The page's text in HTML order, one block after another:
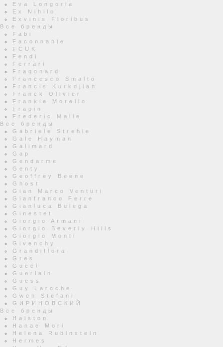
Eva Longoria
Ex Nihilo
Exvinis Floribus
Все бренды
Fabi
Faconnable
FCUK
Fendi
Ferrari
Fragonard
Francesco Smalto
Francis Kurkdjian
Franck Olivier
Frankie Morello
Frapin
Frederic Malle
Все бренды
Gabriele Strehle
Gale Hayman
Galimard
Gap
Gendarme
Genty
Geoffrey Beene
Ghost
Gian Marco Venturi
Gianfranco Ferre
Gianluca Bulega
Ginestet
Giorgio Armani
Giorgio Beverly Hills
Giorgio Monti
Givenchy
Grandiflora
Gres
Gucci
Guerlain
Guess
Guy Laroche
Gwen Stefani
GИРИНОВСКИЙ
Все бренды
Halston
Hanae Mori
Helena Rubinstein
Hermes